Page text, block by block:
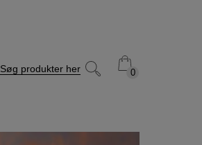
Søg produkter her 0
0